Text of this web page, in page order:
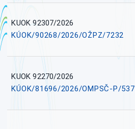
KUOK 92307/2026
KÚOK/90268/2026/OŽPZ/7232
KUOK 92270/2026
KÚOK/81696/2026/OMPSČ-P/537